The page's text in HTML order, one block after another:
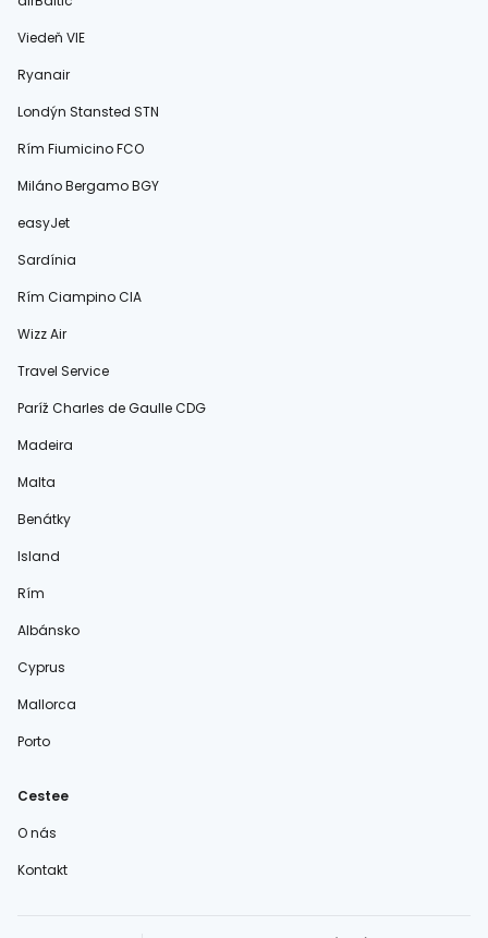
Viedeň VIE
Ryanair
Londýn Stansted STN
Rím Fiumicino FCO
Miláno Bergamo BGY
easyJet
Sardínia
Rím Ciampino CIA
Wizz Air
Travel Service
Paríž Charles de Gaulle CDG
Madeira
Malta
Benátky
Island
Rím
Albánsko
Cyprus
Mallorca
Porto
Cestee
O nás
Kontakt